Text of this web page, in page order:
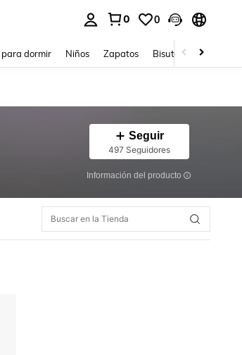
0 0
dormir Niños Zapatos Bisutería Y
Seguir
497 Seguidores
Información del producto